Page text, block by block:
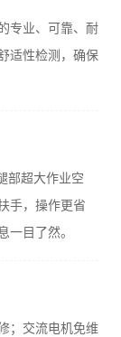
专业、可靠、耐
适性检测，确保
部超大作业空
手，操作更省
一目了然。
；交流电机免维